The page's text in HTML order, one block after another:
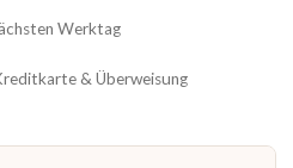
Werktag
& Überweisung